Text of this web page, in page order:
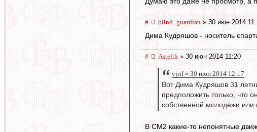
# blind_guardian » 30 июн 2014
Дима Кудряшов - носитель
# Astelth » 30 июн 2014 11:20
vjrif » 30 июн 2014 12:17
Вот Дима Кудряшов 31
предположить только, что
собственной молодёжи или
В СМ2 какие-то непонятные